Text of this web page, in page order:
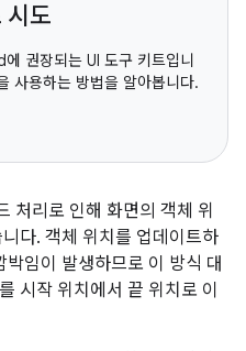
도
권장되는 UI 도구 키트입니
사용하는 방법을 알아봅니다.
처리로 인해 화면의 객체 위
다. 객체 위치를 업데이트하
임이 발생하므로 이 방식 대
시작 위치에서 끝 위치로 이